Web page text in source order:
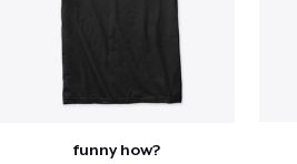
funny how?